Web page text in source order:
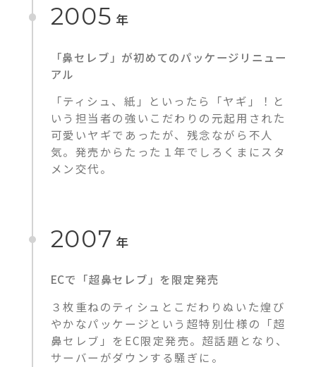
2005 年
「鼻セレブ」が初めてのパッケージリニュー
アル
「ティシュ、紙」といったら「ヤギ」！と
いう担当者の強いこだわりの元起用された
可愛いヤギであったが、残念ながら不人
気。発売からたった１年でしろくまにスタ
メン交代。
2007 年
ECで「超鼻セレブ」を限定発売
３枚重ねのティシュとこだわりぬいた煌び
やかなパッケージという超特別仕様の「超
鼻セレブ」をEC限定発売。超話題となり、
サーバーがダウンする騒ぎに。